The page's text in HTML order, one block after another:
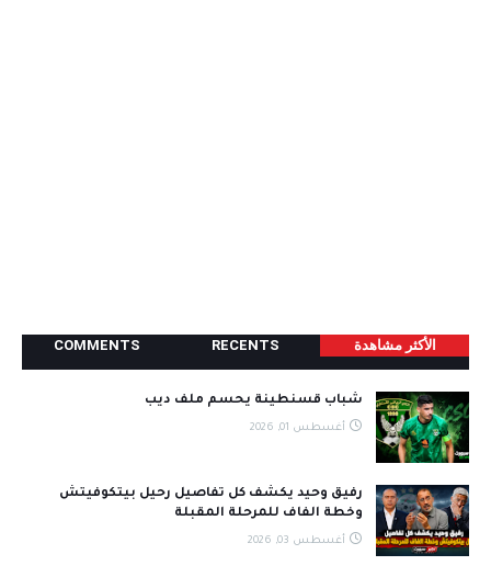
الأكثر مشاھدة RECENTS
COMMENTS
شباب قسنطينة يحسم ملف ديب
أغسطس 01, 2026
رفيق وحيد يكشف كل تفاصيل رحيل بيتكوفيتش
وخطة الفاف للمرحلة المقبلة
أغسطس 03, 2026